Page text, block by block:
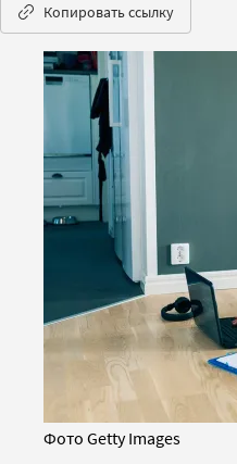
Копировать ссылку
Фото Getty Images